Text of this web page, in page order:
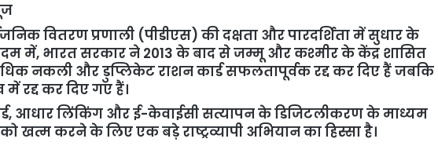
वितरण प्रणाली (पीडीएस) की दक्षता और पारदर्शिता में सुधार के
में, भारत सरकार ने 2013 के बाद से जम्मू और कश्मीर के केंद्र शासित
नकली और डुप्लिकेट राशन कार्ड सफलतापूर्वक रद्द कर दिए हैं जबकि
में रद्द कर दिए गए हैं।
आधार लिंकिंग और ई-केवाईसी सत्यापन के डिजिटलीकरण के माध्यम
खत्म करने के लिए एक बड़े राष्ट्रव्यापी अभियान का हिस्सा है।